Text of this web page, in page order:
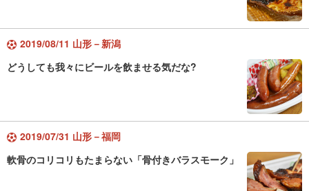
2019/08/11 山形－新潟
どうしても我々にビールを飲ませる気だな?
2019/07/31 山形－福岡
軟骨のコリコリもたまらない「骨付きバラスモーク」